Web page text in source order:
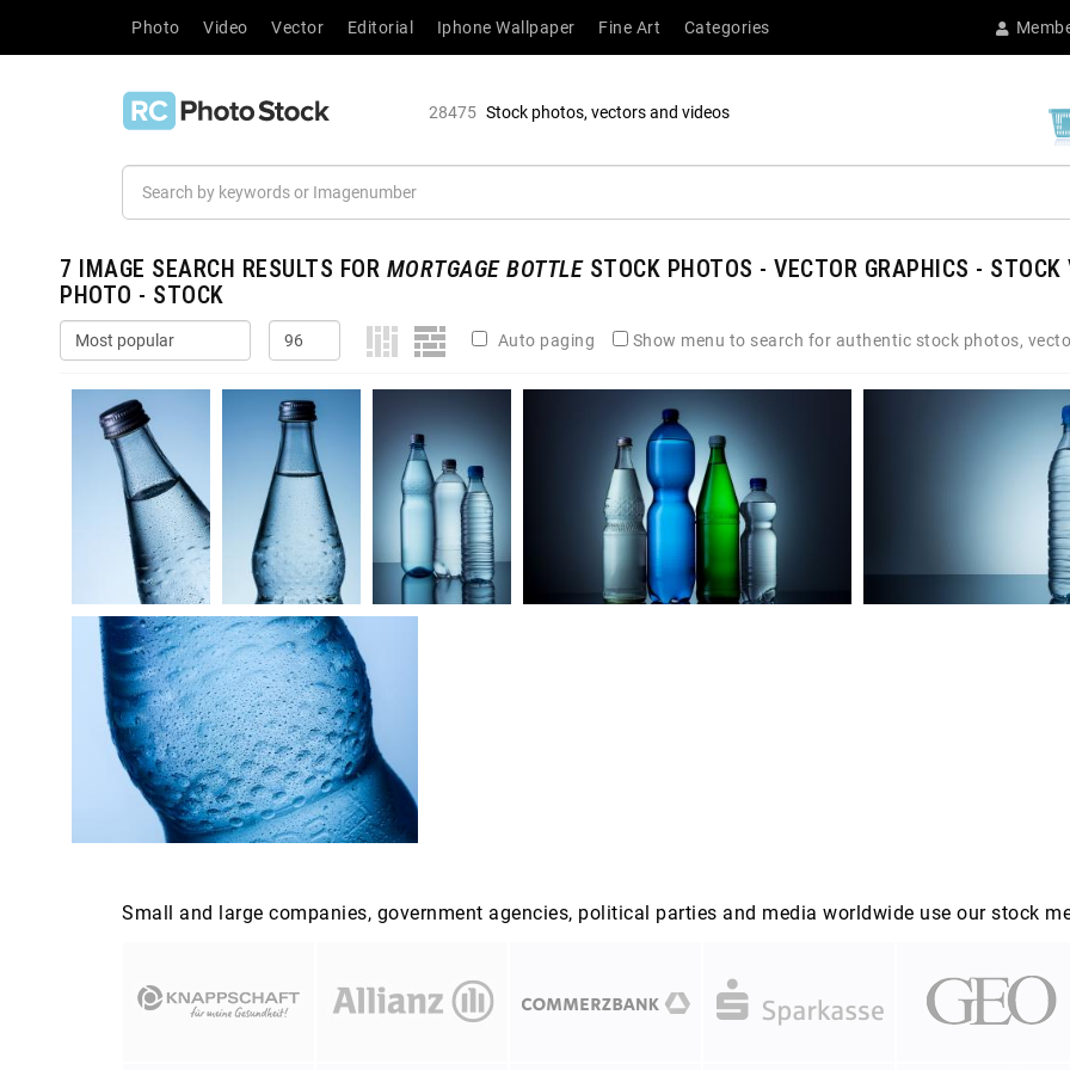
Photo Video Vector Editorial Iphone Wallpaper Fine Art Categories
28475 Stock photos, vectors and videos
7 IMAGE SEARCH RESULTS FOR MORTGAGE BOTTLESTOCK PHOTOS - VECTOR GRAPHICS -
PHOTO - STOCK
Auto paging Show menu to search for authentic stock photos,
Small and large companies, government agencies, political parties and media worldwide use our stock